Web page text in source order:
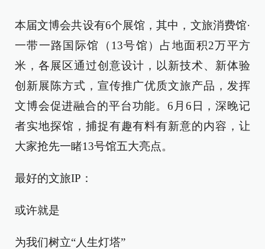
本届文博会共设有6个展馆，其中，文旅消费馆·
一带一路国际馆（13号馆）占地面积2万平方
米，各展区通过创意设计，以新技术、新体验
创新展陈方式，宣传推广优质文旅产品，发挥
文博会促进融合的平台功能。6月6日，深晚记
者实地探馆，捕捉有趣有料有新意的内容，让
大家抢先一睹13号馆五大亮点。
最好的文旅IP：
或许就是
为我们树立“人生灯塔”